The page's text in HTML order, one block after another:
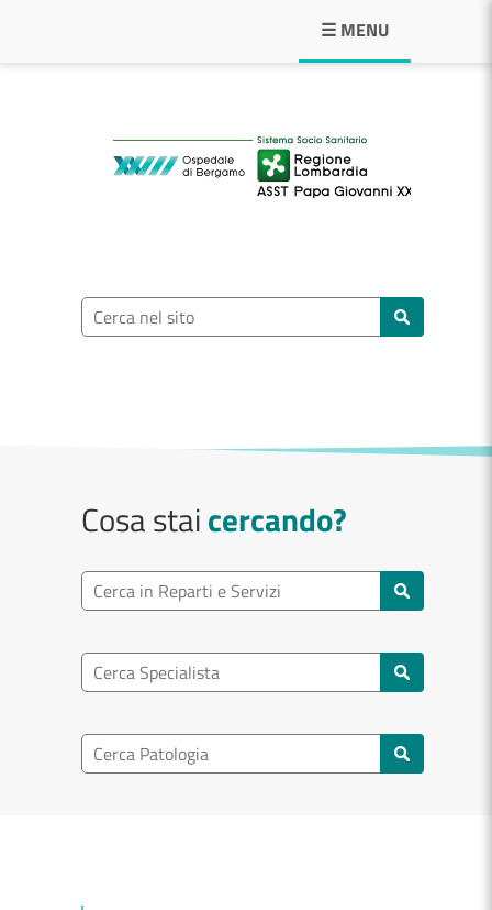
☰ MENU
ASST Papa
Ricerca nel sito
Cosa staicercando?
Ricerca reparto
Ricerca specialisti
Ricerca nel patologia